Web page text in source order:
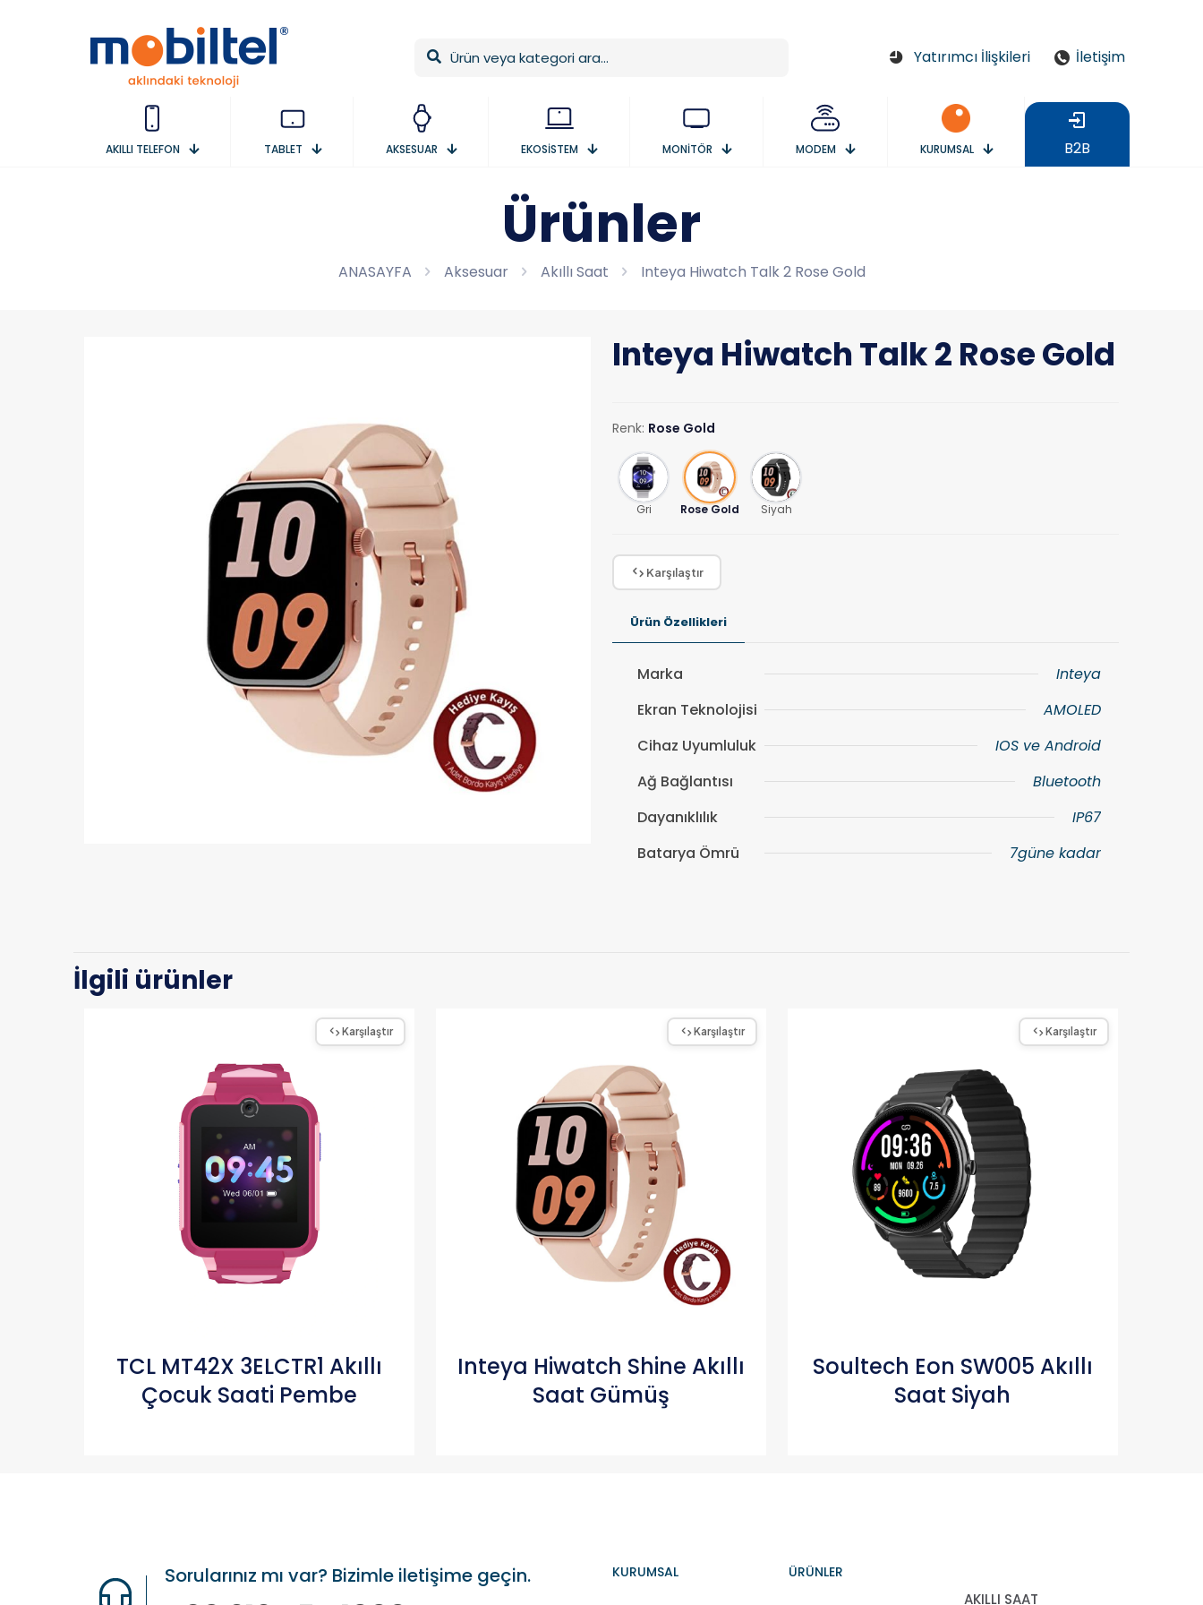
Yatırımcı İlişkileri İletişim
AKILLI TELEFON TABLET AKSESUAR EKOSİSTEM MONİTÖR MODEM KURUMSAL B2B
Ürünler
ANASAYFA Aksesuar Akıllı Saat Inteya Hiwatch Talk 2 Rose Gold
Inteya Hiwatch Talk 2 Rose Gold
Renk: Rose Gold
Gri Rose Gold Siyah
Karşılaştır
Ürün Özellikleri
Marka
Inteya
Ekran Teknolojisi
AMOLED
Cihaz Uyumluluk
IOS ve Android
Ağ Bağlantısı
Bluetooth
Dayanıklılık
IP67
Batarya Ömrü
7güne kadar
İlgili ürünler
Karşılaştır
TCL MT42X 3ELCTR1 Akıllı
Çocuk Saati Pembe
Karşılaştır
Inteya Hiwatch Shine Akıllı
Saat Gümüş
Karşılaştır
Soultech Eon SW005 Akıllı
Saat Siyah
Sorularınız mı var? Bizimle iletişime geçin. KURUMSAL ÜRÜNLER
AKILLI SAAT